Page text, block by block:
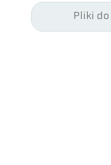
Pliki